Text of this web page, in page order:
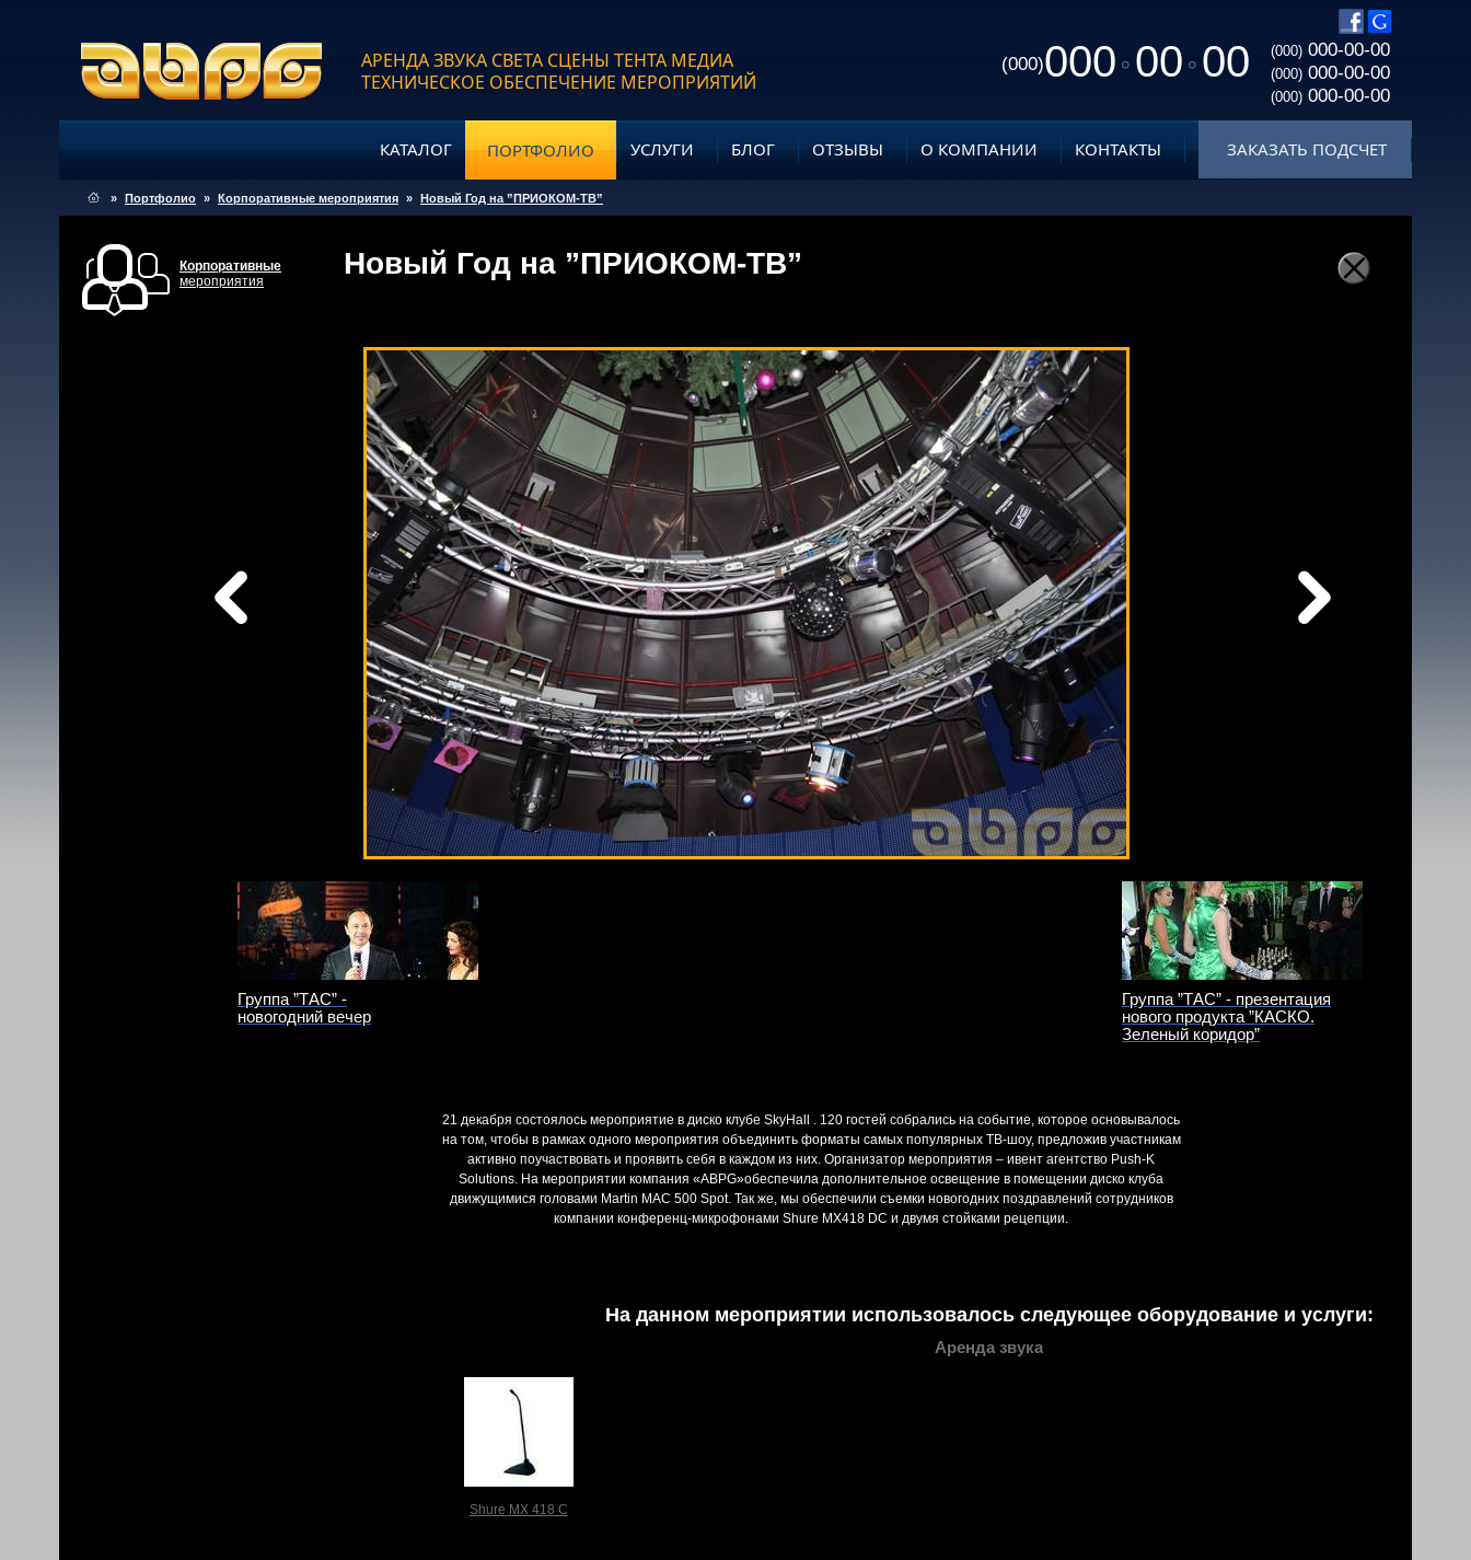
АРЕНДА ЗВУКА СВЕТА СЦЕНЫ ТЕНТА МЕДИА
ТЕХНИЧЕСКОЕ ОБЕСПЕЧЕНИЕ МЕРОПРИЯТИЙ
(000)000 00 00 (000) 000-00-00
(000) 000-00-00
(000) 000-00-00
КАТАЛОГ ПОРТФОЛИО УСЛУГИ БЛОГ ОТЗЫВЫ О КОМПАНИИ КОНТАКТЫ ЗАКАЗАТЬ ПОДСЧЕТ
» Портфолио » Корпоративные мероприятия » Новый Год на ”ПРИОКОМ-ТВ”
Корпоративные
мероприятия
Новый Год на ”ПРИОКОМ-ТВ”
Группа ”ТАС” -
новогодний вечер
Группа ”ТАС” - презентация
нового продукта ”КАСКО.
Зеленый коридор”
21 декабря состоялось мероприятие в диско клубе SkyHall . 120 гостей собрались на событие, которое основывалось
на том, чтобы в рамках одного мероприятия объединить форматы самых популярных ТВ-шоу, предложив участникам
активно поучаствовать и проявить себя в каждом из них. Организатор мероприятия – ивент агентство Push-K
Solutions. На мероприятии компания «ABPG»обеспечила дополнительное освещение в помещении диско клуба
движущимися головами Martin MAC 500 Spot. Так же, мы обеспечили съемки новогодних поздравлений сотрудников
компании конференц-микрофонами Shure MX418 DC и двумя стойками рецепции.
На данном мероприятии использовалось следующее оборудование и услуги:
Аренда звука
Shure MX 418 C